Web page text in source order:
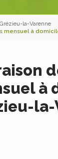
Grézieu-la-Varenne
mensuel à
à